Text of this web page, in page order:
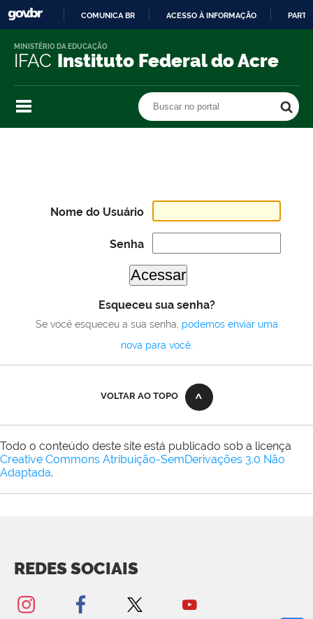
O
COMUNICA BR ACESSO À INFORMAÇÃO
IFAC Instituto Federal do Acre
MINISTÉRIO DA EDUCAÇÃO
Buscar no portal
Nome do Usuário
Senha
Esqueceu sua senha?
Se você esqueceu a sua senha, podemos enviar uma
nova para você.
VOLTAR AO TOPO
Todo o conteúdo deste site está publicado sob a licença
Creative Commons Atribuição-SemDerivações 3.0 Não
Adaptada.
REDES SOCIAIS